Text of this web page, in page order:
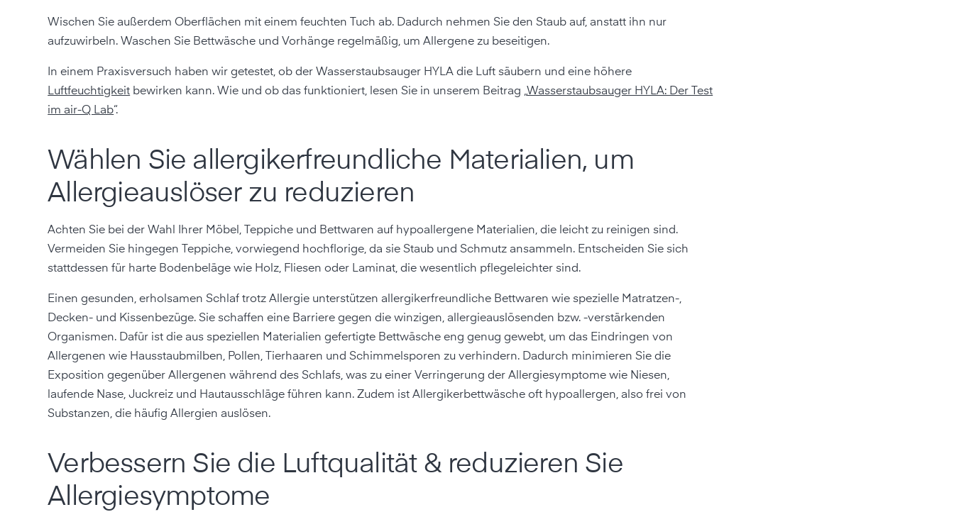
Wischen Sie außerdem Oberflächen mit einem feuchten Tuch ab. Dadurch nehmen Sie den Staub auf, anstatt ihn nur
aufzuwirbeln. Waschen Sie Bettwäsche und Vorhänge regelmäßig, um Allergene zu beseitigen.
In einem Praxisversuch haben wir getestet, ob der Wasserstaubsauger HYLA die Luft säubern und eine höhere
Luftfeuchtigkeit bewirken kann. Wie und ob das funktioniert, lesen Sie in unserem Beitrag „Wasserstaubsauger HYLA: Der Test
im air-Q Lab“.
Wählen Sie allergiker­freundliche Materialien, um
Allergieauslöser zu reduzieren
Achten Sie bei der Wahl Ihrer Möbel, Teppiche und Bettwaren auf hypoallergene Materialien, die leicht zu reinigen sind.
Vermeiden Sie hingegen Teppiche, vorwiegend hochflorige, da sie Staub und Schmutz ansammeln. Entscheiden Sie sich
stattdessen für harte Bodenbeläge wie Holz, Fliesen oder Laminat, die wesentlich pflegeleichter sind.
Einen gesunden, erholsamen Schlaf trotz Allergie unterstützen allergikerfreundliche Bettwaren wie spezielle Matratzen-,
Decken- und Kissenbezüge. Sie schaffen eine Barriere gegen die winzigen, allergieauslösenden bzw. -verstärkenden
Organismen. Dafür ist die aus speziellen Materialien gefertigte Bettwäsche eng genug gewebt, um das Eindringen von
Allergenen wie Hausstaubmilben, Pollen, Tierhaaren und Schimmelsporen zu verhindern. Dadurch minimieren Sie die
Exposition gegenüber Allergenen während des Schlafs, was zu einer Verringerung der Allergiesymptome wie Niesen,
laufende Nase, Juckreiz und Hautausschläge führen kann. Zudem ist Allergikerbettwäsche oft hypoallergen, also frei von
Substanzen, die häufig Allergien auslösen.
Verbessern Sie die Luftqualität & reduzieren Sie
Allergiesymptome